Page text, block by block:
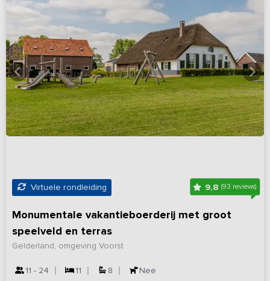
Virtuele rondleiding 9,8 (93 reviews)
Monumentale vakantieboerderij met groot
speelveld en terras
Gelderland, omgeving Voorst
11 - 24 11 8 Nee